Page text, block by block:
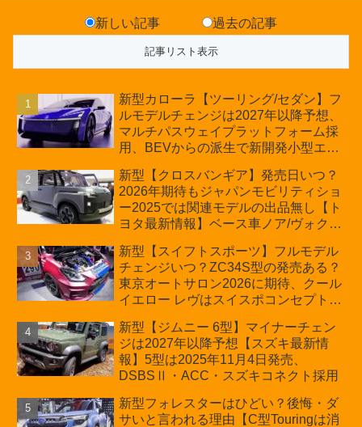
新しい記事 過去の記事
新型カローラ【ツーリング/セダン】フ
ルモデルチェンジは2027年以降予想、
マルチパスウェイプラットフォーム採
用、BEVからの派生で新開発小型エン
の採用は無しか【トヨタ最新情報】60
周年記念車発売
新型【クロスバンギア】発売日いつ？
2026年期待もジャパンモビリティショ
ー2025では関連モデルの出品無し【ト
ヨタ最新情報】ベース車ノア/ヴォクシ
ほか「コア」と「ツール」、デリカ
D:5対抗のクロスオーバーSUVミニバ
ン
新型【スイフトスポーツ】フルモデル
チェンジいつ？ZC34S型の発売ある？
東京オートサロン2026に期待、クール
イエロー レヴはスイスポコンセプト
プが争点【スズキ最新情報】特別仕様
車「ZC33S Final Edition」終了
新型【ジムニー 6型】マイナーチェン
ジは2027年以降予想【スズキ最新情
報】5型は2025年11月4日発売、
DSBSⅡ・ACC・スズキコネクト採用
新型フォレスターはひどい？後悔・ダ
サいと言われる理由【C型Touringは消